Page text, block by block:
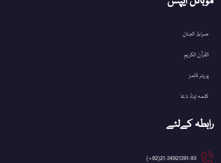
صراط الجنان
القرآن الکریم
پریئر ٹائمز
کلمہ اینڈ دعا
رابطہ کےلئے
21-34921391-93(92+)